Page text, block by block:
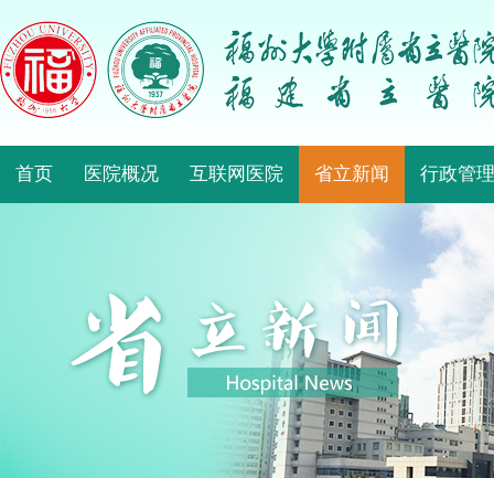
首页 医院概况 互联网医院 省立新闻 行政管理